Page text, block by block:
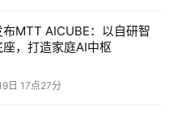
新阶段。
布MTT AICUBE：以自研智
，打造家庭AI中枢
日 17点27分